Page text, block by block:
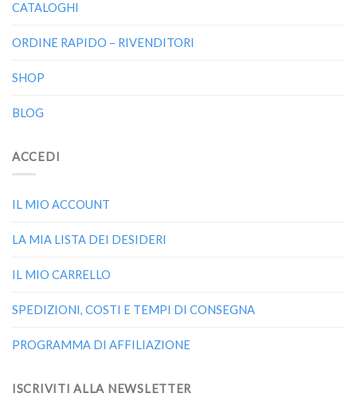
CATALOGHI
ORDINE RAPIDO – RIVENDITORI
SHOP
BLOG
ACCEDI
IL MIO ACCOUNT
LA MIA LISTA DEI DESIDERI
IL MIO CARRELLO
SPEDIZIONI, COSTI E TEMPI DI CONSEGNA
PROGRAMMA DI AFFILIAZIONE
ISCRIVITI ALLA NEWSLETTER